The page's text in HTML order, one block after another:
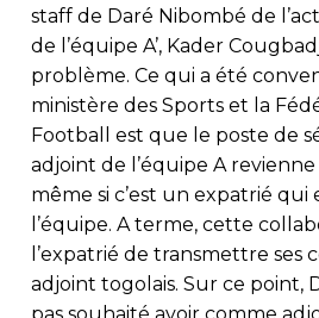
staff de Daré Nibombé de
de l’équipe A’, Kader
problème. Ce qui a été
ministère des Sports et la
Football est que le poste de
adjoint de l’équipe A
même si c’est un expatrié
l’équipe. A terme, cette
l’expatrié de transmettre ses
adjoint togolais. Sur ce point,
pas souhaité avoir comme